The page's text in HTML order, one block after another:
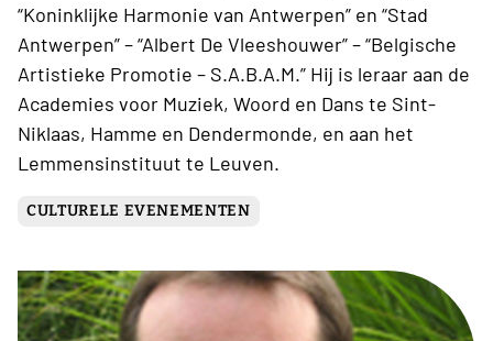
“Koninklijke Harmonie van Antwerpen” en “Stad
Antwerpen” – “Albert De Vleeshouwer” – “Belgische
Artistieke Promotie – S.A.B.A.M.” Hij is leraar aan de
Academies voor Muziek, Woord en Dans te Sint-
Niklaas, Hamme en Dendermonde, en aan het
Lemmensinstituut te Leuven.
CULTURELE EVENEMENTEN